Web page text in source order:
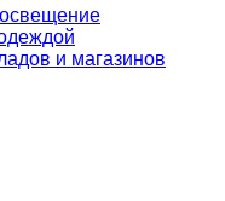
и магазинов